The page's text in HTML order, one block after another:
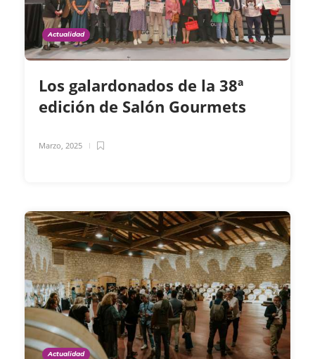
Actualidad
Los galardonados de la 38ª
edición de Salón Gourmets
Marzo, 2025
Actualidad